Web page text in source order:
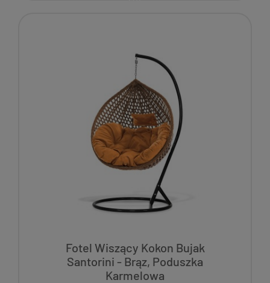
Fotel Wiszący Kokon Bujak
Santorini - Brąz, Poduszka
Karmelowa